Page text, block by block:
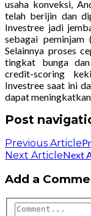
usaha konveksi,
telah berijin dan
Investree jadi
sebagai peminjam
Selainnya proses
tingkat bunga
credit-scoring
Investree saat ini
dapat
Post
Previous Article
Next ArticleNext
Add a